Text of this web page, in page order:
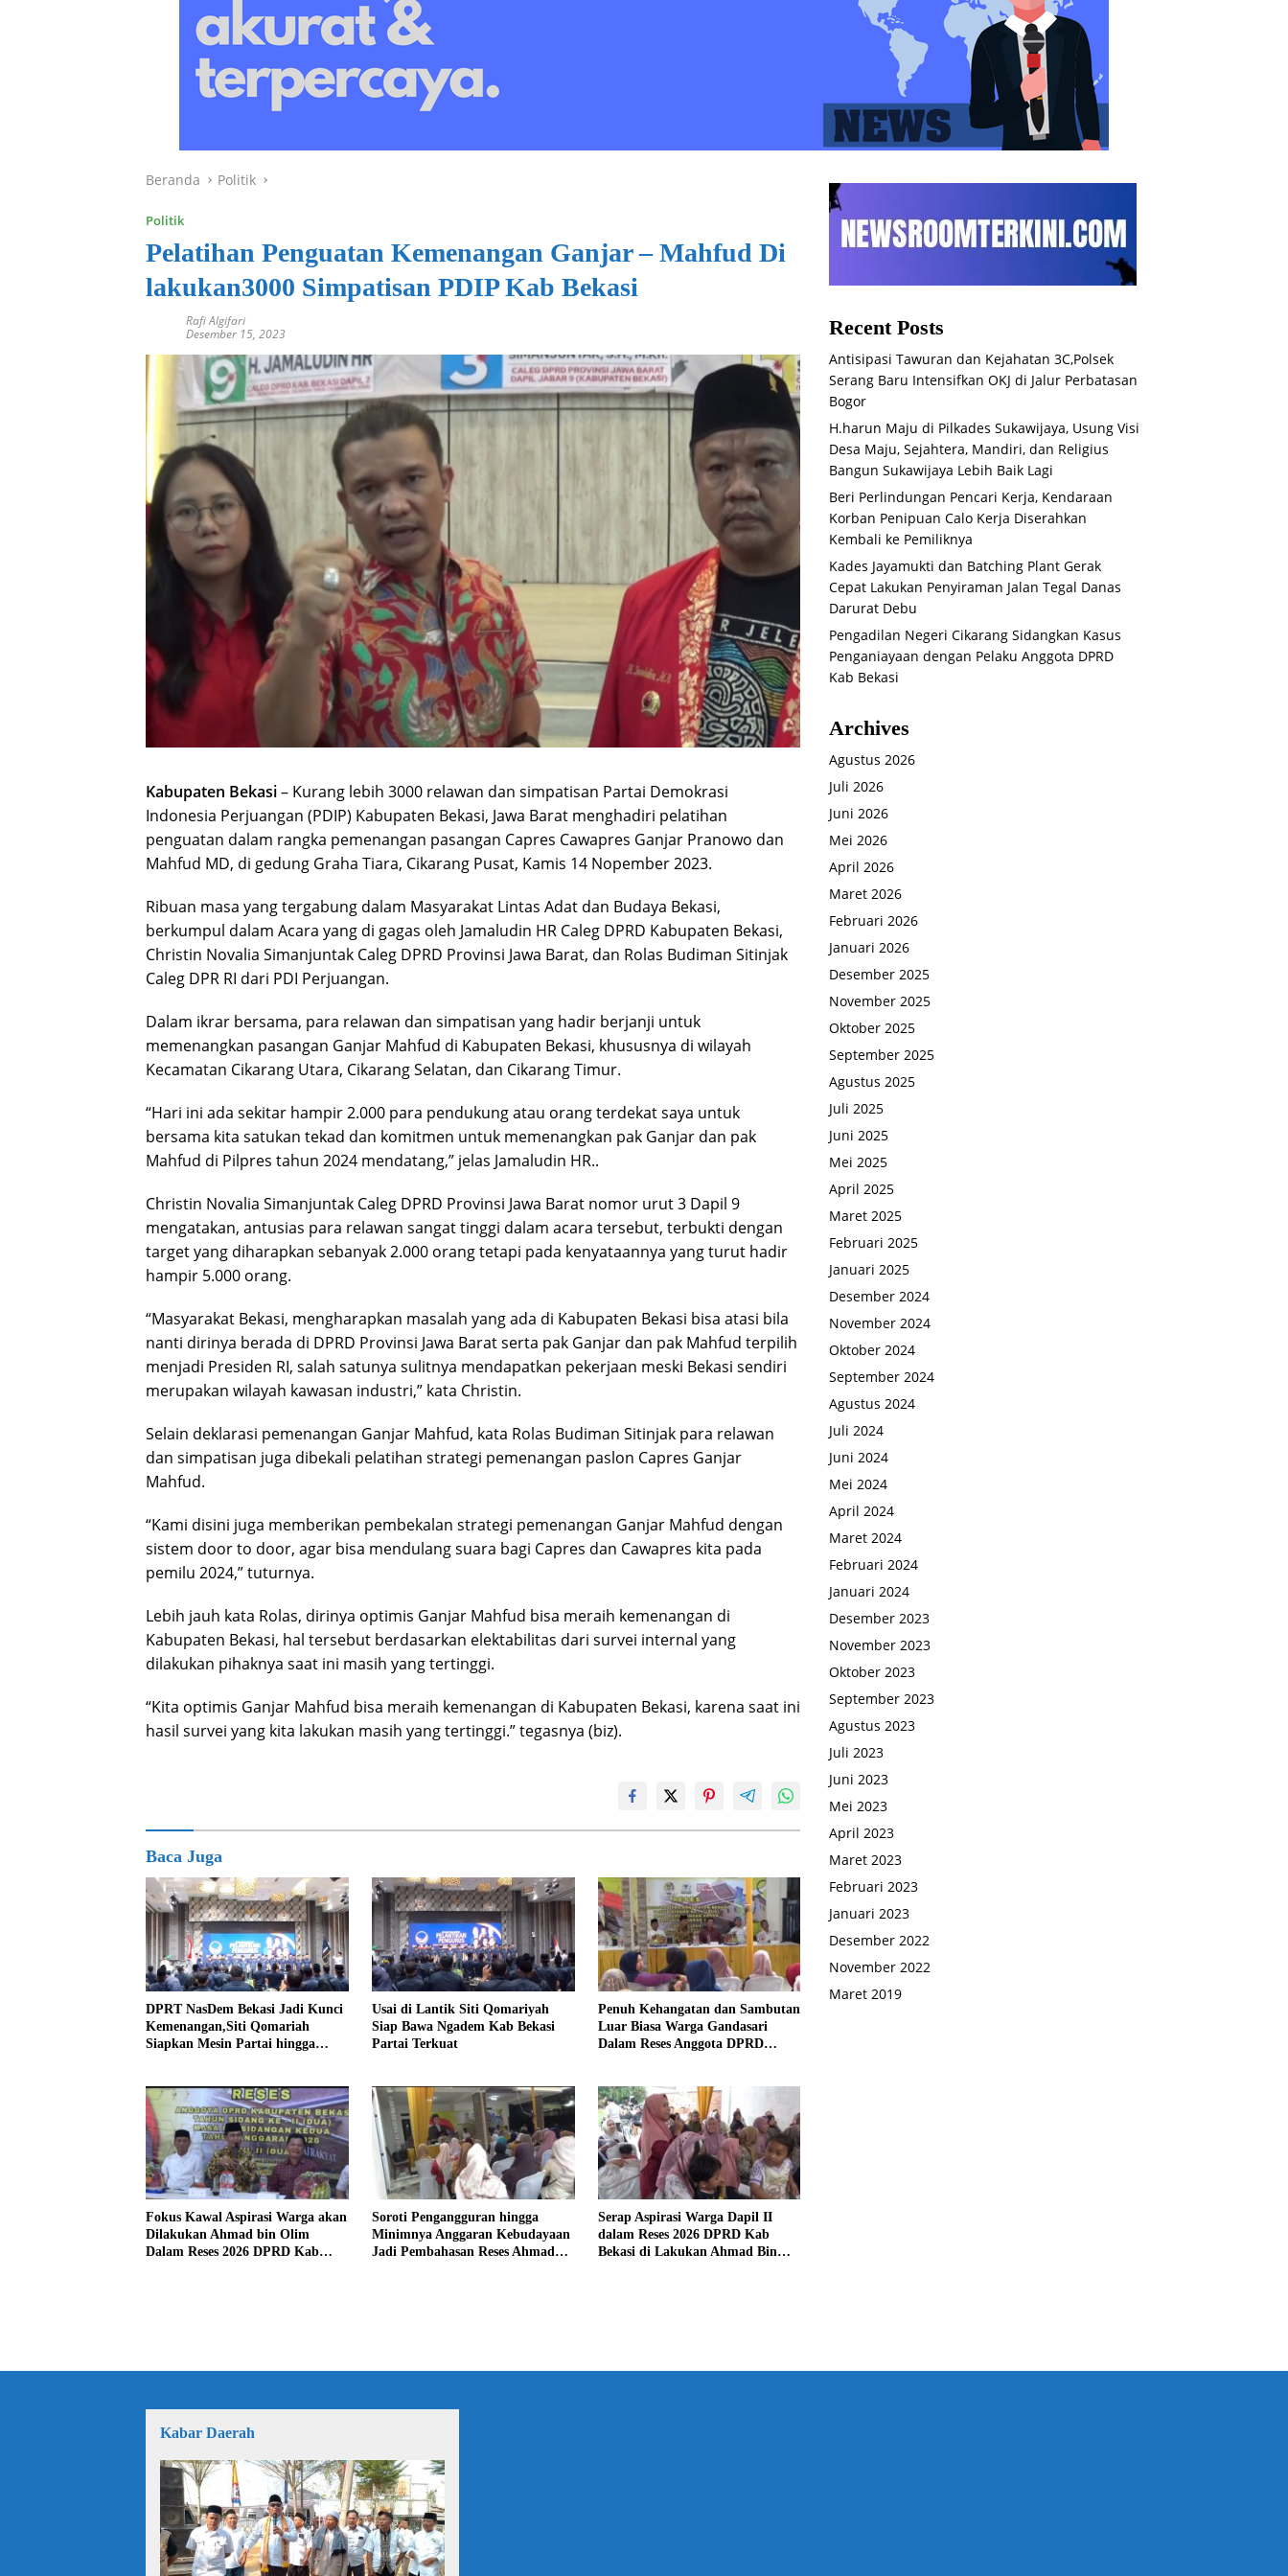
Beranda Politik
Politik
Pelatihan Penguatan Kemenangan Ganjar – Mahfud Di
lakukan3000 Simpatisan PDIP Kab Bekasi
Rafi Algifari
Desember 15, 2023
Kabupaten Bekasi– Kurang lebih 3000 relawan dan simpatisan Partai Demokrasi
Indonesia Perjuangan (PDIP) Kabupaten Bekasi, Jawa Barat menghadiri pelatihan
penguatan dalam rangka pemenangan pasangan Capres Cawapres Ganjar Pranowo dan
Mahfud MD, di gedung Graha Tiara, Cikarang Pusat, Kamis 14 Nopember 2023.
Ribuan masa yang tergabung dalam Masyarakat Lintas Adat dan Budaya Bekasi,
berkumpul dalam Acara yang di gagas oleh Jamaludin HR Caleg DPRD Kabupaten Bekasi,
Christin Novalia Simanjuntak Caleg DPRD Provinsi Jawa Barat, dan Rolas Budiman Sitinjak
Caleg DPR RI dari PDI Perjuangan.
Dalam ikrar bersama, para relawan dan simpatisan yang hadir berjanji untuk
memenangkan pasangan Ganjar Mahfud di Kabupaten Bekasi, khususnya di wilayah
Kecamatan Cikarang Utara, Cikarang Selatan, dan Cikarang Timur.
“Hari ini ada sekitar hampir 2.000 para pendukung atau orang terdekat saya untuk
bersama kita satukan tekad dan komitmen untuk memenangkan pak Ganjar dan pak
Mahfud di Pilpres tahun 2024 mendatang,” jelas Jamaludin HR..
Christin Novalia Simanjuntak Caleg DPRD Provinsi Jawa Barat nomor urut 3 Dapil 9
mengatakan, antusias para relawan sangat tinggi dalam acara tersebut, terbukti dengan
target yang diharapkan sebanyak 2.000 orang tetapi pada kenyataannya yang turut hadir
hampir 5.000 orang.
“Masyarakat Bekasi, mengharapkan masalah yang ada di Kabupaten Bekasi bisa atasi bila
nanti dirinya berada di DPRD Provinsi Jawa Barat serta pak Ganjar dan pak Mahfud terpilih
menjadi Presiden RI, salah satunya sulitnya mendapatkan pekerjaan meski Bekasi sendiri
merupakan wilayah kawasan industri,” kata Christin.
Selain deklarasi pemenangan Ganjar Mahfud, kata Rolas Budiman Sitinjak para relawan
dan simpatisan juga dibekali pelatihan strategi pemenangan paslon Capres Ganjar
Mahfud.
“Kami disini juga memberikan pembekalan strategi pemenangan Ganjar Mahfud dengan
sistem door to door, agar bisa mendulang suara bagi Capres dan Cawapres kita pada
pemilu 2024,” tuturnya.
Lebih jauh kata Rolas, dirinya optimis Ganjar Mahfud bisa meraih kemenangan di
Kabupaten Bekasi, hal tersebut berdasarkan elektabilitas dari survei internal yang
dilakukan pihaknya saat ini masih yang tertinggi.
“Kita optimis Ganjar Mahfud bisa meraih kemenangan di Kabupaten Bekasi, karena saat ini
hasil survei yang kita lakukan masih yang tertinggi.” tegasnya (biz).
Baca Juga
DPRT NasDem Bekasi Jadi Kunci
Kemenangan,Siti Qomariah
Siapkan Mesin Partai hingga
Usai di Lantik Siti Qomariyah
Siap Bawa Ngadem Kab Bekasi
Partai Terkuat
Penuh Kehangatan dan Sambutan
Luar Biasa Warga Gandasari
Dalam Reses Anggota DPRD
Fokus Kawal Aspirasi Warga akan
Dilakukan Ahmad bin Olim
Dalam Reses 2026 DPRD Kab
Soroti Pengangguran hingga
Minimnya Anggaran Kebudayaan
Jadi Pembahasan Reses Ahmad
Serap Aspirasi Warga Dapil II
dalam Reses 2026 DPRD Kab
Bekasi di Lakukan Ahmad Bin
Recent Posts
Antisipasi Tawuran dan Kejahatan 3C,Polsek
Serang Baru Intensifkan OKJ di Jalur Perbatasan
Bogor
H.harun Maju di Pilkades Sukawijaya, Usung Visi
Desa Maju, Sejahtera, Mandiri, dan Religius
Bangun Sukawijaya Lebih Baik Lagi
Beri Perlindungan Pencari Kerja, Kendaraan
Korban Penipuan Calo Kerja Diserahkan
Kembali ke Pemiliknya
Kades Jayamukti dan Batching Plant Gerak
Cepat Lakukan Penyiraman Jalan Tegal Danas
Darurat Debu
Pengadilan Negeri Cikarang Sidangkan Kasus
Penganiayaan dengan Pelaku Anggota DPRD
Kab Bekasi
Archives
Agustus 2026
Juli 2026
Juni 2026
Mei 2026
April 2026
Maret 2026
Februari 2026
Januari 2026
Desember 2025
November 2025
Oktober 2025
September 2025
Agustus 2025
Juli 2025
Juni 2025
Mei 2025
April 2025
Maret 2025
Februari 2025
Januari 2025
Desember 2024
November 2024
Oktober 2024
September 2024
Agustus 2024
Juli 2024
Juni 2024
Mei 2024
April 2024
Maret 2024
Februari 2024
Januari 2024
Desember 2023
November 2023
Oktober 2023
September 2023
Agustus 2023
Juli 2023
Juni 2023
Mei 2023
April 2023
Maret 2023
Februari 2023
Januari 2023
Desember 2022
November 2022
Maret 2019
Kabar Daerah